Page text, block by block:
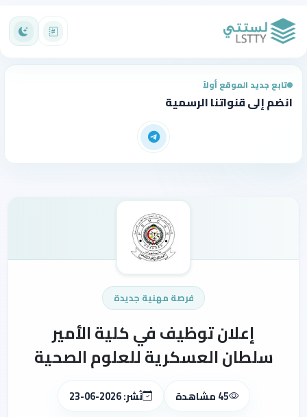
تابع جديد الموقع أولاً
انضم إلى قنواتنا الرسمية
فرصة مهنية جديدة
إعلان توظيف في كلية الأمير
سلطان العسكرية للعلوم الصحية
45 مشاهدة نُشر: 2026-06-23